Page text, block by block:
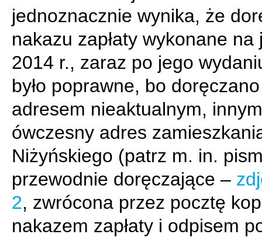
jednoznacznie wynika, że
nakazu zapłaty wykonane na
2014 r., zaraz po jego
było poprawne, bo
adresem nieaktualnym,
ówczesny adres
Niżyńskiego (patrz m. in.
przewodnie doręczające –
2, zwrócona przez pocztę
nakazem zapłaty i odpisem